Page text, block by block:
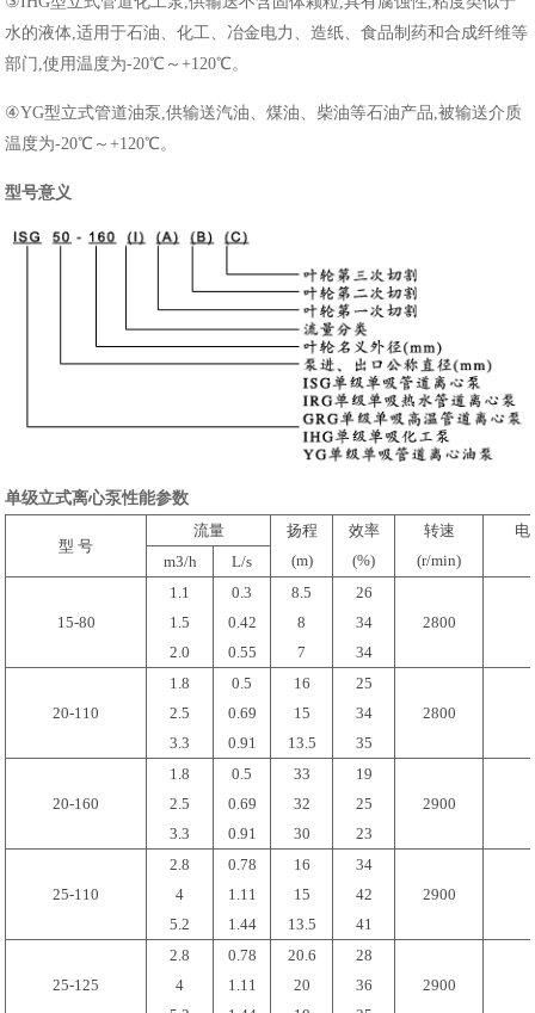
水的液体,适用于石油、化工、冶金电力、造纸、食品制药和合成纤维等
部门,使用温度为-20℃～+120℃。
④YG型立式管道油泵,供输送汽油、煤油、柴油等石油产品,被输送介质
温度为-20℃～+120℃。
型号意义
单级立式离心泵性能参数
型 号
流量
扬程
(m)
效率
(%)
转速
(r/min)
电
m3/h L/s
15-80
1.1
1.5
2.0
0.3
0.42
0.55
8.5
8
7
26
34
34
2800
20-110
1.8
2.5
3.3
0.5
0.69
0.91
16
15
13.5
25
34
35
2800
20-160
1.8
2.5
3.3
0.5
0.69
0.91
33
32
30
19
25
23
2900
25-110
2.8
4
5.2
0.78
1.11
1.44
16
15
13.5
34
42
41
2900
25-125
2.8
4
0.78
1.11
20.6
20
28
36
2900